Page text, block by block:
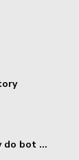
do bot ...